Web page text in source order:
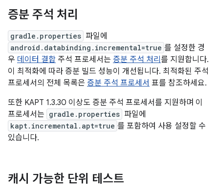
증분 주석 처리
gradle.properties 파일에
android.databinding.incremental=true 를 설정한 경
우 데이터 결합 주석 프로세서는 증분 주석 처리 를 지원합니다.
이 최적화에 따라 증분 빌드 성능이 개선됩니다. 최적화된 주석
프로세서의 전체 목록은 증분 주석 프로세서 표를 참조하세요.
또한 KAPT 1.3.30 이상도 증분 주석 프로세서를 지원하며 이
프로세서는 gradle.properties 파일에
kapt.incremental.apt=true 를 포함하여 사용 설정할 수
있습니다.
캐시 가능한 단위 테스트